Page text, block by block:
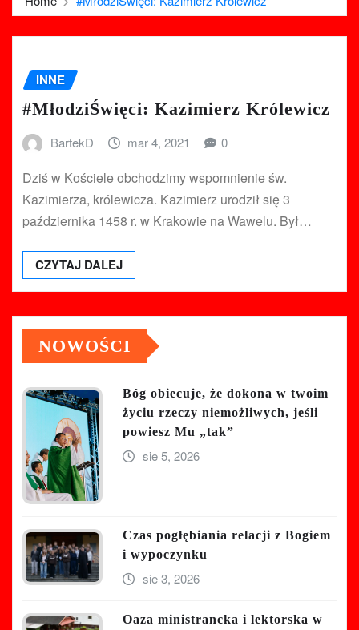
INNE
#MłodziŚwięci: Kazimierz Królewicz
BartekD mar 4, 2021 0
Dziś w Kościele obchodzimy wspomnienie św.
Kazimierza, królewicza. Kazimierz urodził się 3
października 1458 r. w Krakowie na Wawelu. Był…
CZYTAJ DALEJ
NOWOŚCI
Bóg obiecuje, że dokona w twoim
życiu rzeczy niemożliwych, jeśli
powiesz Mu „tak”
sie 5, 2026
Czas pogłębiania relacji z Bogiem
i wypoczynku
sie 3, 2026
Oaza ministrancka i lektorska w